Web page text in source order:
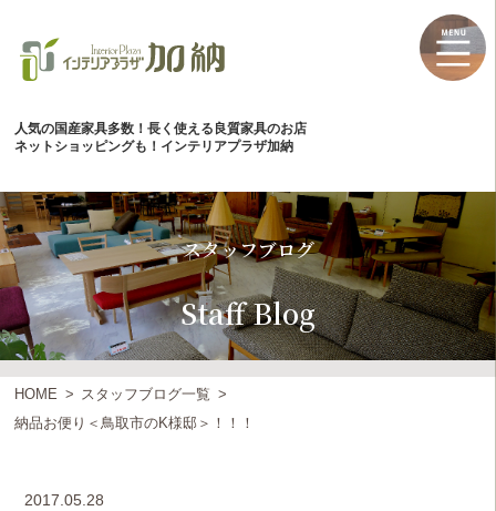
人気の国産家具多数！長く使える良質家具のお店
ネットショッピングも！インテリアプラザ加納
スタッフブログ
Staff Blog
HOME
スタッフブログ一覧
納品お便り＜鳥取市のK様邸＞！！！
2017.05.28